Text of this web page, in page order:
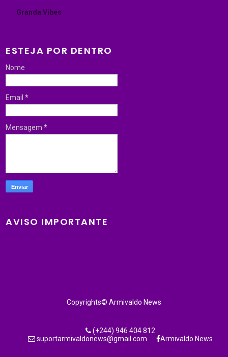
Granda Vibes
ESTEJA POR DENTRO
Nome
Email*
Mensagem*
AVISO IMPORTANTE
Copyrights© Armivaldo News
(+244) 946 404 812
suportarmivaldonews@gmail.com
Armivaldo News